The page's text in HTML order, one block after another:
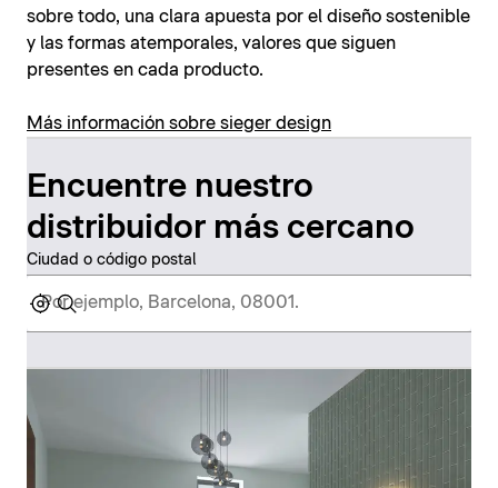
sobre todo, una clara apuesta por el diseño sostenible
y las formas atemporales, valores que siguen
presentes en cada producto.
Más información sobre sieger design
Encuentre nuestro
distribuidor más cercano
Ciudad o código postal